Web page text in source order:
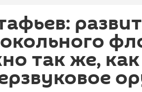
так же, как